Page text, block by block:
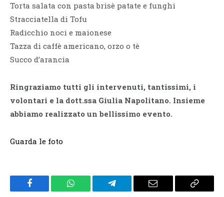
Torta salata con pasta brisè patate e funghi
Stracciatella di Tofu
Radicchio noci e maionese
Tazza di caffè americano, orzo o tè
Succo d’arancia
Ringraziamo tutti gli intervenuti, tantissimi, i
volontari e la dott.ssa Giulia Napolitano. Insieme
abbiamo realizzato un bellissimo evento.
Guarda le foto
Facebook WhatsApp Telegram Email Copy